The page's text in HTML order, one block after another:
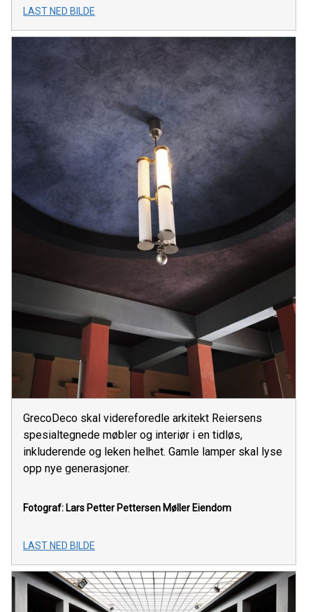
LAST NED BILDE
GrecoDeco skal videreforedle arkitekt Reiersens
spesialtegnede møbler og interiør i en tidløs,
inkluderende og leken helhet. Gamle lamper skal lyse
opp nye generasjoner.
Fotograf: Lars Petter Pettersen Møller Eiendom
LAST NED BILDE